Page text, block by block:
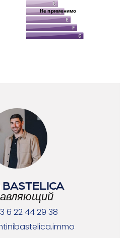
Не применимо
6 22 44 29 38